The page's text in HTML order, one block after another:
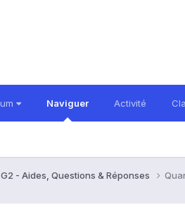
Naviguer Activité
G2 - Aides, Questions & Réponses